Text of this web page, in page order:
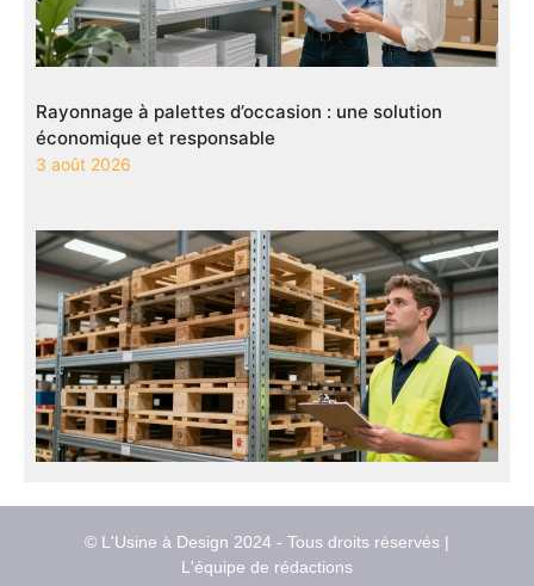
Rayonnage à palettes d’occasion : une solution
économique et responsable
3 août 2026
© L'Usine à Design 2024 - Tous droits réservés |
L'équipe de rédactions